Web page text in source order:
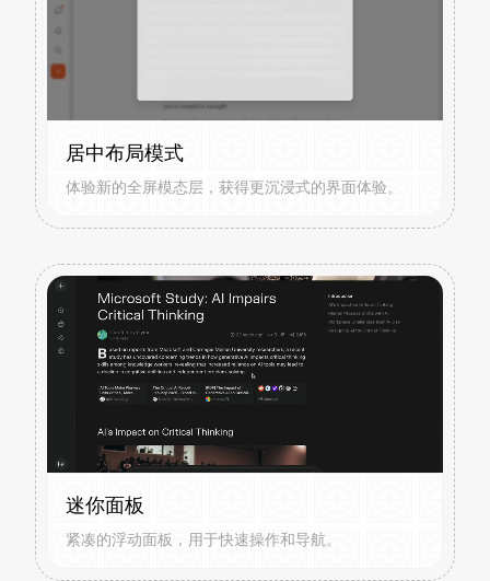
居中布局模式
体验新的全屏模态层，获得更沉浸式的界面体验。
迷你面板
紧凑的浮动面板，用于快速操作和导航。